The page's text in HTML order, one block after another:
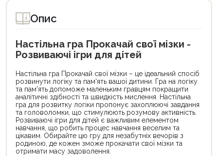
Опис
Настільна гра Прокачай свої мізки -
Розвиваючі ігри для дітей
Настільна гра Прокачай свої мізки – це ідеальний спосіб
розвинути логіку та пам'ять вашої дитини. Гра на логіку
та пам'ять допоможе маленьким гравцям покращити
аналітичні здібності та швидкість мислення. Настільна
гра для розвитку логіки пропонує захоплюючі завдання
та головоломки, що стимулюють розумову активність.
Розвиваючі ігри для дітей є важливим елементом
навчання, що робить процес навчання веселим та
цікавим. Обирайте цю гру для незабутніх вечорів з
родиною, де кожен зможе прокачати свої мізки та
отримати масу задоволення.